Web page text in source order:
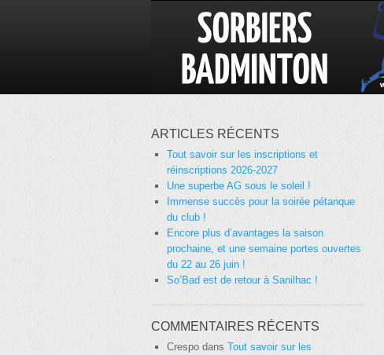
ARTICLES RÉCENTS
Tout savoir sur les inscriptions et
réinscriptions 2026-2027
Une superbe AG sous le soleil !
Immense succès pour la soirée pétanque
du club !
Encore plus d’avantages la saison
prochaine, et une semaine portes ouvertes
du 22 au 26 juin !
So’Bad est de retour à Sanilhac !
COMMENTAIRES RÉCENTS
Crespo dans Tout savoir sur les